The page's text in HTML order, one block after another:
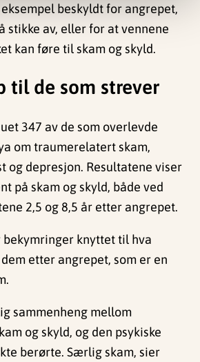
beskyldt for angrepet,
stikke av, eller for at vennene
kan føre til skam og skyld.
til de som strever
347 av de som overlevde
om traumerelatert skam,
og depresjon. Resultatene viser
på skam og skyld, både ved
2,5 og 8,5 år etter angrepet.
knyttet til hva
etter angrepet, som er en
sammenheng mellom
og skyld, og den psykiske
berørte. Særlig skam, sier